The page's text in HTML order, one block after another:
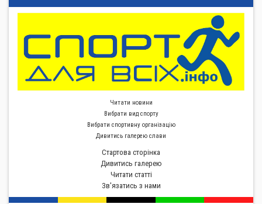
Читати новини
Вибрати вид спорту
Вибрати спортивну органiзацiю
Дивитись галерею слави
Стартова сторiнка
Дивитись галерею
Читати статті
Зв'язатись з нами